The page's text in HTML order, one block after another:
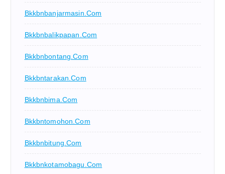
Bkkbnbanjarmasin.com
Bkkbnbalikpapan.com
Bkkbnbontang.com
Bkkbntarakan.com
Bkkbnbima.com
Bkkbntomohon.com
Bkkbnbitung.com
Bkkbnkotamobagu.com